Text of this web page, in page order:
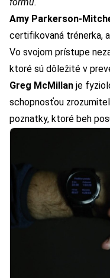
Amy Parkerson-
certifikovaná trénerka,
Vo svojom prístupe
ktoré sú dôležité v
Greg McMillan je
schopnosťou
poznatky, ktoré beh